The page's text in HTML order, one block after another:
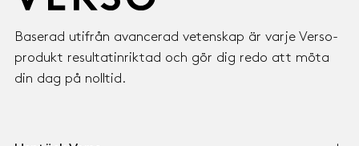
Baserad utifrån avancerad vetenskap är varje Verso-
produkt resultatinriktad och gör dig redo att möta
din dag på nolltid.